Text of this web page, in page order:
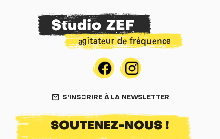
mail_outline S'INSCRIRE À LA NEWSLETTER
SOUTENEZ-NOUS !